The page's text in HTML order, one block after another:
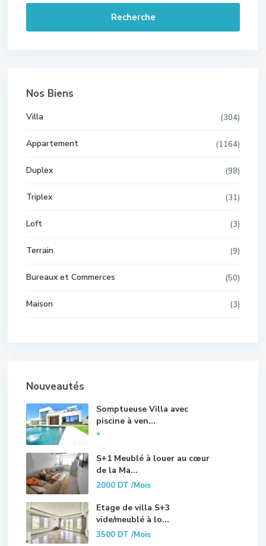
Recherche
Nos Biens
Villa (304)
Appartement (1164)
Duplex (98)
Triplex (31)
Loft (3)
Terrain (9)
Bureaux et Commerces (50)
Maison (3)
Nouveautés
Somptueuse Villa avec
piscine à ven...
*
S+1 Meublé à louer au cœur
de la Ma...
2000 DT/Mois
Etage de villa S+3
vide/meublé à lo...
3500 DT/Mois